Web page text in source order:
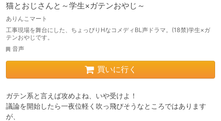
猫とおじさんと～学生×ガテンおやじ～
ありんこマート
工事現場を舞台にした、ちょっぴりHなコメディBL声ドラマ。(18禁)学生×ガ
テンおやじです。
音声
買いに行く
ガテン系と言えば攻めよね、いや受けよ！
議論を開始したら一夜位軽く吹っ飛びそうなところではあります
が、